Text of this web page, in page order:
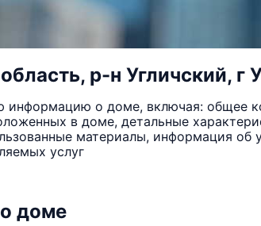
р-н Угличский, г
информацию о доме, включая: общее
в доме, детальные
материалы, информация
услуг
доме